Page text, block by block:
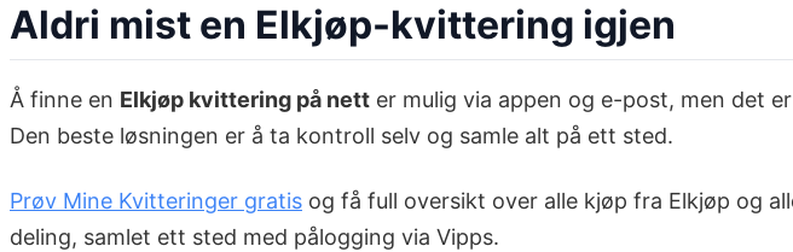
Aldri mist en Elkjøp-kvittering igjen
Å finne en Elkjøp kvittering på nett er mulig via appen og e-post, men det
Den beste løsningen er å ta kontroll selv og samle alt på ett sted.
Prøv Mine Kvitteringer gratis og få full oversikt over alle kjøp fra Elkjøp og
deling, samlet ett sted med pålogging via Vipps.